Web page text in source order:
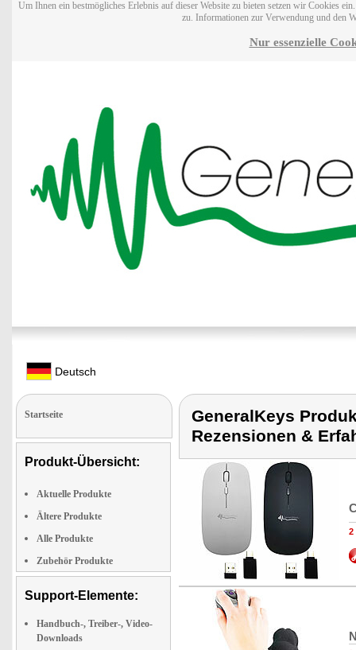
Um Ihnen ein bestmögliches Erlebnis auf dieser Website zu bieten setzen wir Cookies
zu. Informationen zur Verwendung und den
Nur essenzielle
Deutsch
Startseite
Produkt-Übersicht:
Aktuelle Produkte
Ältere Produkte
Alle Produkte
Zubehör Produkte
Support-Elemente:
Handbuch-, Treiber-, Video-
Downloads
GeneralKeys
Rezensionen &
2